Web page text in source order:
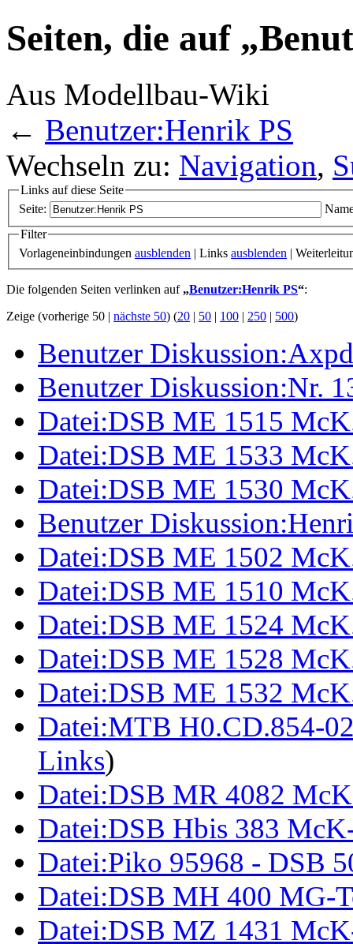
Seiten, die auf
Aus Modellbau-Wiki
← Benutzer:Henrik PS
Wechseln zu: Navigation,
Links auf diese Seite
Seite:
Filter
Vorlageneinbindungen ausblenden | Links ausblenden |
Die folgenden Seiten verlinken auf „Benutzer:Henrik PS“:
Zeige (vorherige 50 | nächste 50) (20 | 50 | 100 | 250 | 500)
Benutzer
Benutzer Diskussion:Nr.
Datei:DSB ME 1515
Datei:DSB ME 1533
Datei:DSB ME 1530
Benutzer
Datei:DSB ME 1502
Datei:DSB ME 1510
Datei:DSB ME 1524
Datei:DSB ME 1528
Datei:DSB ME 1532
Datei:MTB H0.CD.854-
Links)
Datei:DSB MR 4082
Datei:DSB Hbis 383
Datei:Piko 95968 - DSB
Datei:DSB MH 400 MG-
Datei:DSB MZ 1431